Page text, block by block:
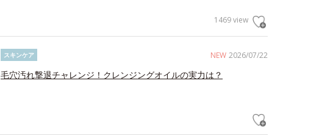
1469 view
NEW 2026/07/22
スキンケア
毛穴汚れ撃退チャレンジ！クレンジングオイルの実力は？